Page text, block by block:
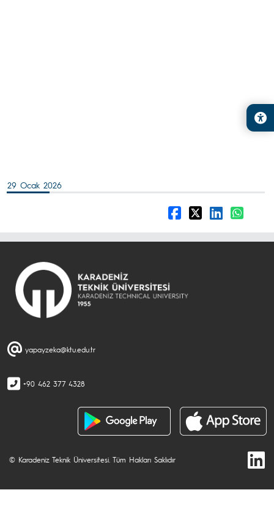
29 Ocak 2026
yapayzeka@ktu.edu.tr
+90 462 377 4328
© Karadeniz Teknik Üniversitesi. Tüm Hakları Saklıdır